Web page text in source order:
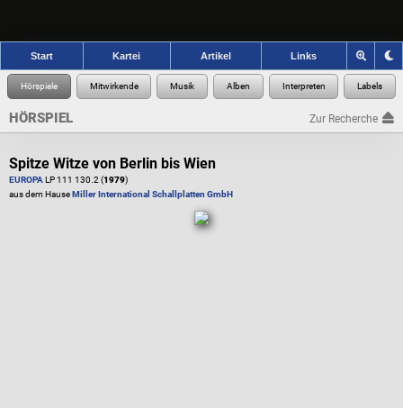
Start Kartei Artikel Links
HÖRSPIEL Zur Recherche
Spitze Witze von Berlin bis Wien
EUROPA LP 111 130.2 (1979)
aus dem Hause Miller International Schallplatten GmbH